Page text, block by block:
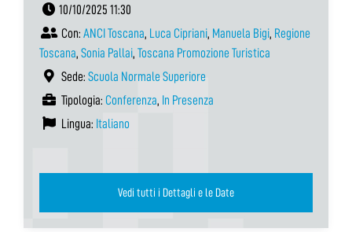
10/10/2025 11:30
Con: ANCI Toscana, Luca Cipriani, Manuela Bigi, Regione
Toscana, Sonia Pallai, Toscana Promozione Turistica
Sede: Scuola Normale Superiore
Tipologia: Conferenza, In Presenza
Lingua: Italiano
Vedi tutti i Dettagli e le Date